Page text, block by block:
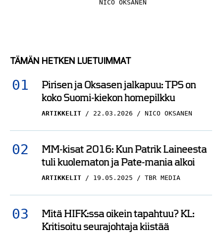
koko Suomi-kiekon homepilkku
ARTIKKELIT 22.03.2026 NICO OKSANEN
MM-kisat 2016: Kun Patrik Laineesta
tuli kuolematon ja Pate-mania alkoi
ARTIKKELIT 19.05.2025 TBR MEDIA
Mitä HIFK:ssa oikein tapahtuu? KL:
Kritisoitu seurajohtaja kiistää
syytökset jyrkästi
NÄKÖKULMAT 04.11.2025 HARRI PIRINEN